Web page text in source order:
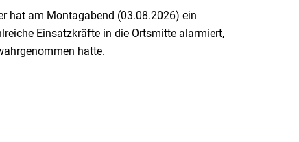
hat am Montagabend (03.08.2026) ein
Einsatzkräfte in die Ortsmitte alarmiert,
hatte.